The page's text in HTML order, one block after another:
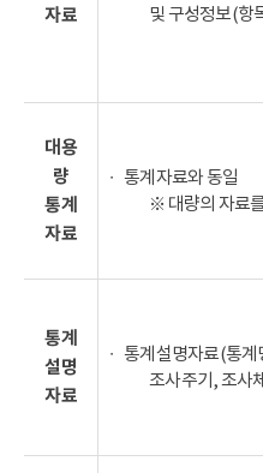
자료
및 구성정보(항
대용
량
통계
자료
통계자료와 동일
※ 대량의 자료
통계
설명
자료
통계설명자료(통계
조사주기, 조사